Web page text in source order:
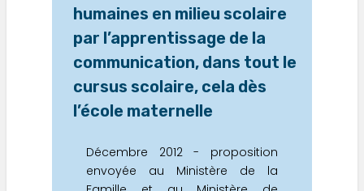
humaines en milieu scolaire
par l’apprentissage de la
communication, dans tout le
cursus scolaire, cela dès
l’école maternelle
Décembre 2012 - proposition
envoyée au Ministère de la